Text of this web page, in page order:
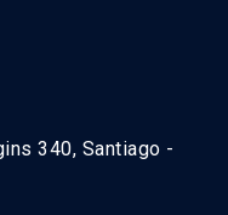
340, Santiago -